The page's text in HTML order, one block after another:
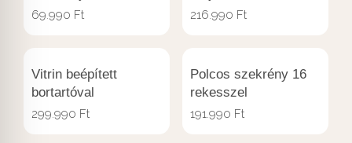
69.990 Ft 216.990 Ft
Vitrin beépített
bortartóval
299.990 Ft
Polcos szekrény 16
rekesszel
191.990 Ft